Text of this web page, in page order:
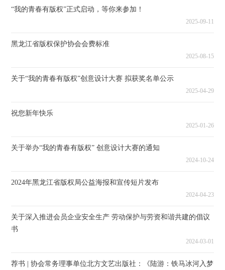
“我的青春有版权”正式启动，等你来参加！
2025-09-11
黑龙江省版权保护协会会费标准
2025-08-15
关于“我的青春有版权”创意设计大赛 拟获奖名单公示
2025-04-29
祝您新年快乐
2025-01-26
关于举办“我的青春有版权” 创意设计大赛的通知
2024-10-24
2024年黑龙江省版权局公益海报和宣传短片发布
2024-04-23
关于深入推进会员企业安全生产 劳动保护与劳资和谐共建的倡议
书
2024-03-01
荐书 | 协会常务理事单位北方文艺出版社：《陆游：铁马冰河入梦